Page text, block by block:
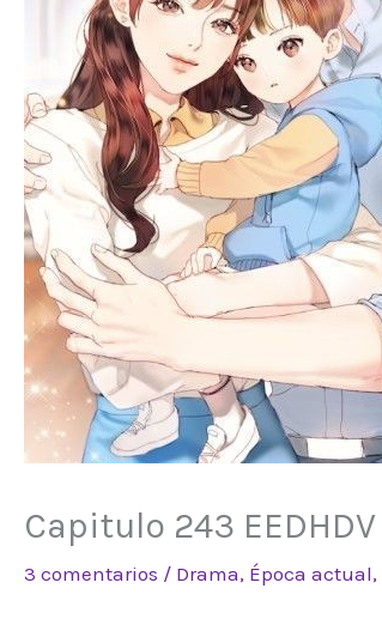
Capitulo 243 EEDHDV
3 comentarios / Drama, Época actual,